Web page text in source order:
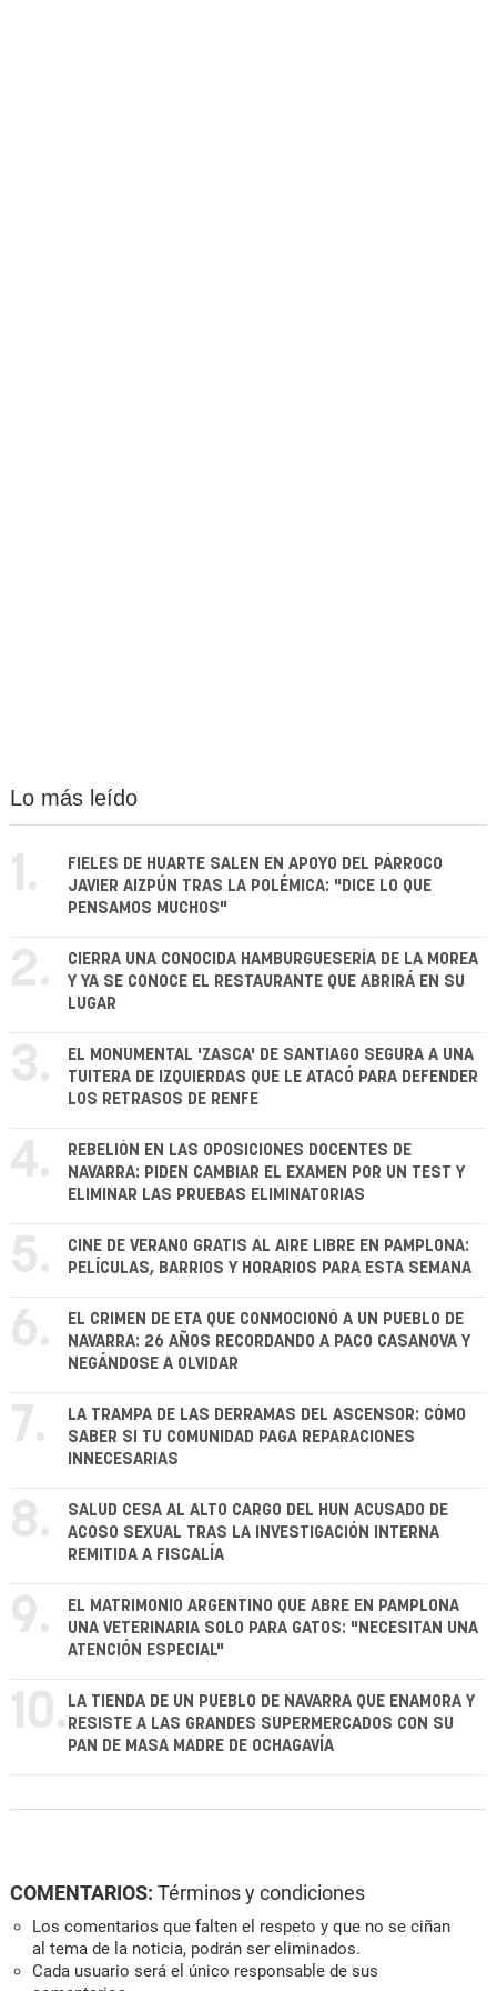
Lo más leído
1.
FIELES DE HUARTE SALEN EN APOYO DEL PÁRROCO
JAVIER AIZPÚN TRAS LA POLÉMICA: "DICE LO QUE
PENSAMOS MUCHOS"
2.
CIERRA UNA CONOCIDA HAMBURGUESERÍA DE LA MOREA
Y YA SE CONOCE EL RESTAURANTE QUE ABRIRÁ EN SU
LUGAR
3.
EL MONUMENTAL 'ZASCA' DE SANTIAGO SEGURA A UNA
TUITERA DE IZQUIERDAS QUE LE ATACÓ PARA DEFENDER
LOS RETRASOS DE RENFE
4.
REBELIÓN EN LAS OPOSICIONES DOCENTES DE
NAVARRA: PIDEN CAMBIAR EL EXAMEN POR UN TEST Y
ELIMINAR LAS PRUEBAS ELIMINATORIAS
5.
CINE DE VERANO GRATIS AL AIRE LIBRE EN PAMPLONA:
PELÍCULAS, BARRIOS Y HORARIOS PARA ESTA SEMANA
6.
EL CRIMEN DE ETA QUE CONMOCIONÓ A UN PUEBLO DE
NAVARRA: 26 AÑOS RECORDANDO A PACO CASANOVA Y
NEGÁNDOSE A OLVIDAR
7.
LA TRAMPA DE LAS DERRAMAS DEL ASCENSOR: CÓMO
SABER SI TU COMUNIDAD PAGA REPARACIONES
INNECESARIAS
8.
SALUD CESA AL ALTO CARGO DEL HUN ACUSADO DE
ACOSO SEXUAL TRAS LA INVESTIGACIÓN INTERNA
REMITIDA A FISCALÍA
9.
EL MATRIMONIO ARGENTINO QUE ABRE EN PAMPLONA
UNA VETERINARIA SOLO PARA GATOS: "NECESITAN UNA
ATENCIÓN ESPECIAL"
10. LA TIENDA DE UN PUEBLO DE NAVARRA QUE ENAMORA Y
RESISTE A LAS GRANDES SUPERMERCADOS CON SU
PAN DE MASA MADRE DE OCHAGAVÍA
COMENTARIOS: Términos y condiciones
Los comentarios que falten el respeto y que no se ciñan
al tema de la noticia, podrán ser eliminados.
Cada usuario será el único responsable de sus